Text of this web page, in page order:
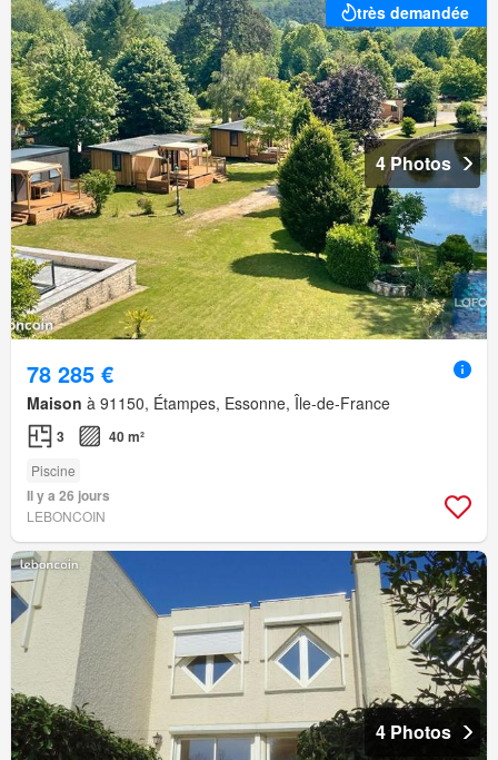
très demandée
4 Photos
78 285 €
Maison à 91150, Étampes, Essonne, Île-de-France
3 40 m²
Piscine
Il y a 26 jours
LEBONCOIN
4 Photos